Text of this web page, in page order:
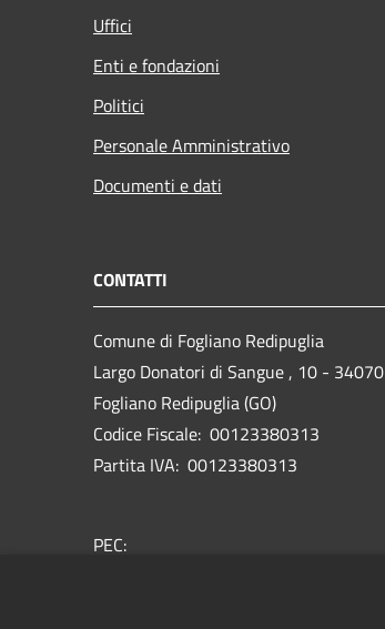
Uffici
Enti e fondazioni
Politici
Personale Amministrativo
Documenti e dati
CONTATTI
Comune di Fogliano Redipuglia
Largo Donatori di Sangue , 10 - 34070
Fogliano Redipuglia (GO)
Codice Fiscale: 00123380313
Partita IVA: 00123380313
PEC: